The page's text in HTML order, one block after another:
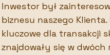
Inwestor był
biznesu naszego
kluczowe dla transakcji
znajdowały się w dwóch